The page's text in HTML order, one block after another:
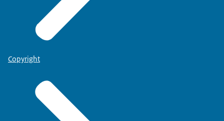
Copyright